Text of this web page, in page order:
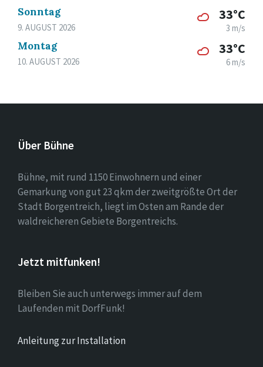
Sonntag
9. AUGUST 2026
33°C
3 m/s
Montag
10. AUGUST 2026
33°C
6 m/s
Über Bühne
Bühne, mit rund 1150 Einwohnern und einer
Gemarkung von gut 23 qkm der zweitgrößte Ort der
Stadt Borgentreich, liegt im Osten am Rande der
waldreicheren Gebiete Borgentreichs.
Jetzt mitfunken!
Bleiben Sie auch unterwegs immer auf dem
Laufenden mit DorfFunk!
Anleitung zur Installation